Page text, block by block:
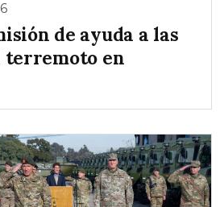
de ayuda a las
terremoto en